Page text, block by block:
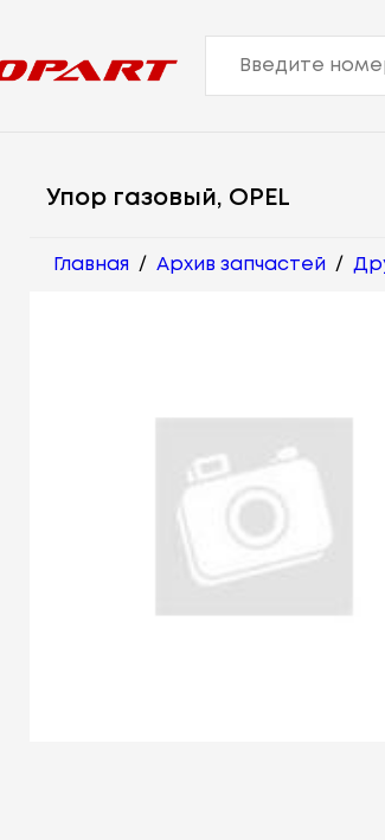
Упор газовый, OPEL
Главная / Архив запчастей /